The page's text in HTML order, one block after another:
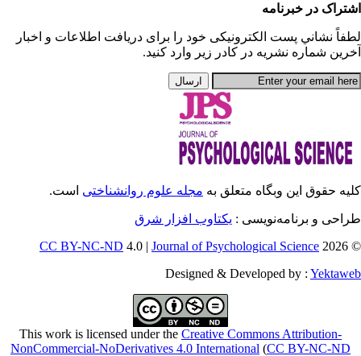
اطلاعات و اخبار
است.
CC BY-NC-ND
This work is
NonCommercial-